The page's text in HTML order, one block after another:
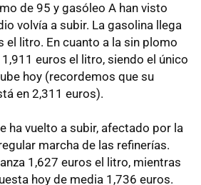
de 95 y gasóleo A han visto
volvía a subir. La gasolina llega
el litro. En cuanto a la sin plomo
euros el litro, siendo el único
hoy (recordemos que su
en 2,311 euros).
ha vuelto a subir, afectado por la
marcha de las refinerías.
1,627 euros el litro, mientras
hoy de media 1,736 euros.